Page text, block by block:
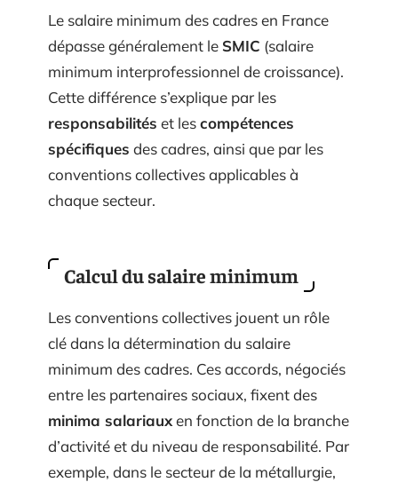
Le salaire minimum des cadres en France
dépasse généralement le SMIC (salaire
minimum interprofessionnel de croissance).
Cette différence s’explique par les
responsabilités et lescompétences
spécifiques des cadres, ainsi que par les
conventions collectives applicables à
chaque secteur.
Calcul du salaire minimum
Les conventions collectives jouent un rôle
clé dans la détermination du salaire
minimum des cadres. Ces accords, négociés
entre les partenaires sociaux, fixent des
minima salariauxen fonction de la branche
d’activité et du niveau de responsabilité. Par
exemple, dans le secteur de la métallurgie,